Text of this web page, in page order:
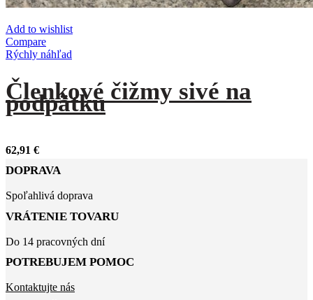
Add to wishlist
Compare
Rýchly náhľad
Členkové čižmy sivé na
podpätku
62,91 €
DOPRAVA
Spoľahlivá doprava
VRÁTENIE TOVARU
Do 14 pracovných dní
POTREBUJEM POMOC
Kontaktujte nás